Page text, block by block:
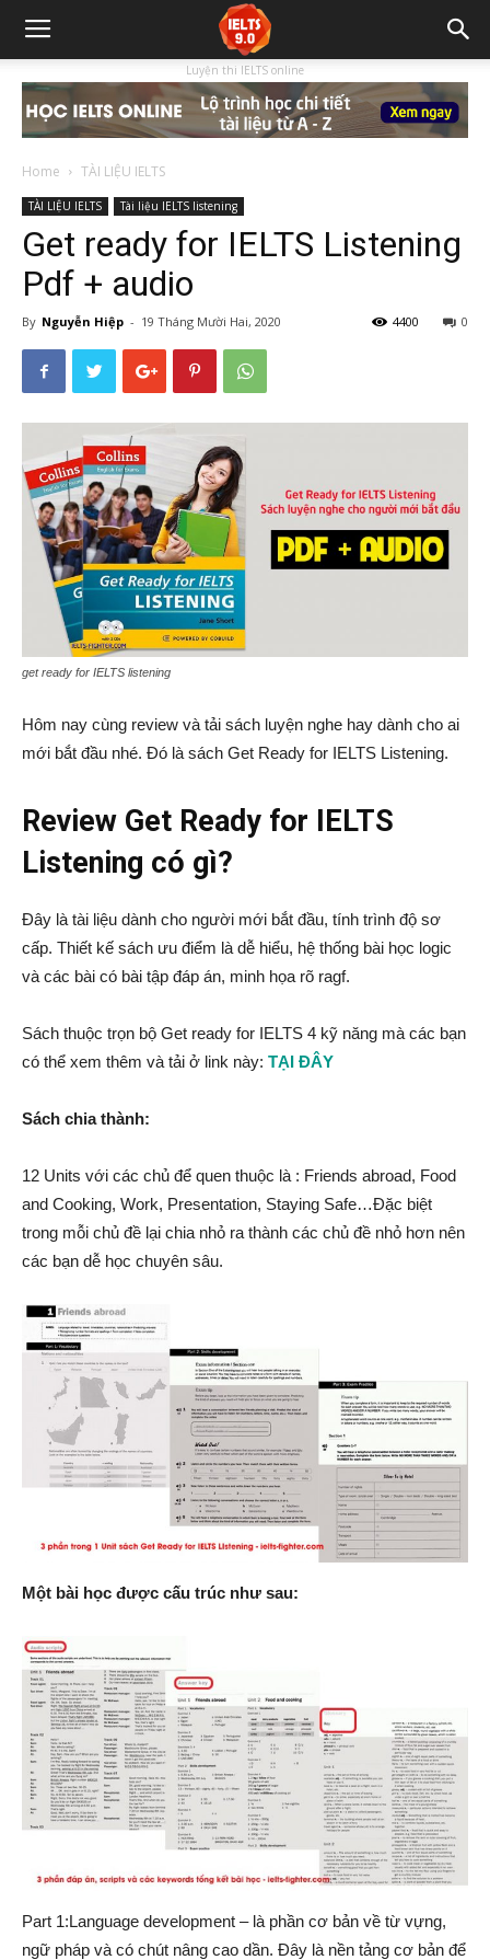
Luyện thi IELTS online
Home TÀI LIỆU IELTS
TÀI LIỆU IELTS Tài liệu IELTS listening
Get ready for IELTS Listening
Pdf + audio
By Nguyễn Hiệp - 19 Tháng Mười Hai, 2020 0
4400
get ready for IELTS listening
Hôm nay cùng review và tải sách luyện nghe hay dành cho ai
mới bắt đầu nhé. Đó là sách Get Ready for IELTS Listening.
Review Get Ready for IELTS
Listening có gì?
Đây là tài liệu dành cho người mới bắt đầu, tính trình độ sơ
cấp. Thiết kế sách ưu điểm là dễ hiểu, hệ thống bài học logic
và các bài có bài tập đáp án, minh họa rõ ragf.
Sách thuộc trọn bộ Get ready for IELTS 4 kỹ năng mà các bạn
có thể xem thêm và tải ở link này: TẠI ĐÂY
Sách chia thành:
12 Units với các chủ để quen thuộc là : Friends abroad, Food
and Cooking, Work, Presentation, Staying Safe…Đặc biệt
trong mỗi chủ đề lại chia nhỏ ra thành các chủ đề nhỏ hơn nên
các bạn dễ học chuyên sâu.
Một bài học được cấu trúc như sau:
Part 1:Language development – là phần cơ bản về từ vựng,
ngữ pháp và có chút nâng cao dần. Đây là nền tảng cơ bản để